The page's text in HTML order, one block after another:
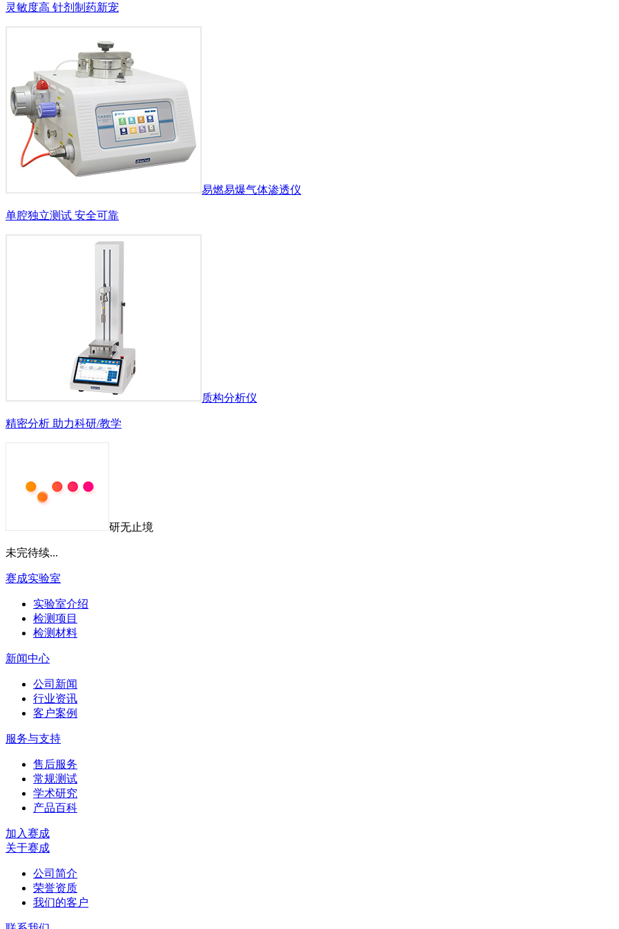
灵敏度高 针剂制药新宠
易燃易爆气体渗透仪
单腔独立测试 安全可靠
质构分析仪
精密分析 助力科研/教学
研无止境
未完待续...
赛成实验室
实验室介绍
检测项目
检测材料
新闻中心
公司新闻
行业资讯
客户案例
服务与支持
售后服务
常规测试
学术研究
产品百科
加入赛成
关于赛成
公司简介
荣誉资质
我们的客户